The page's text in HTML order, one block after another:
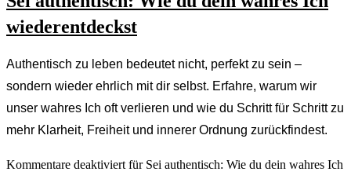
wiederentdeckst
Authentisch zu leben bedeutet nicht, perfekt zu sein –
sondern wieder ehrlich mit dir selbst. Erfahre, warum wir
unser wahres Ich oft verlieren und wie du Schritt für Schritt zu
mehr Klarheit, Freiheit und innerer Ordnung zurückfindest.
Kommentare deaktiviert für Sei authentisch: Wie du dein wahres Ich